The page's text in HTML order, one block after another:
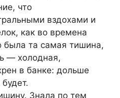
что
вздохами и
как во времена
была та самая тишина,
— холодная,
в банке: дольше
Знала по тем